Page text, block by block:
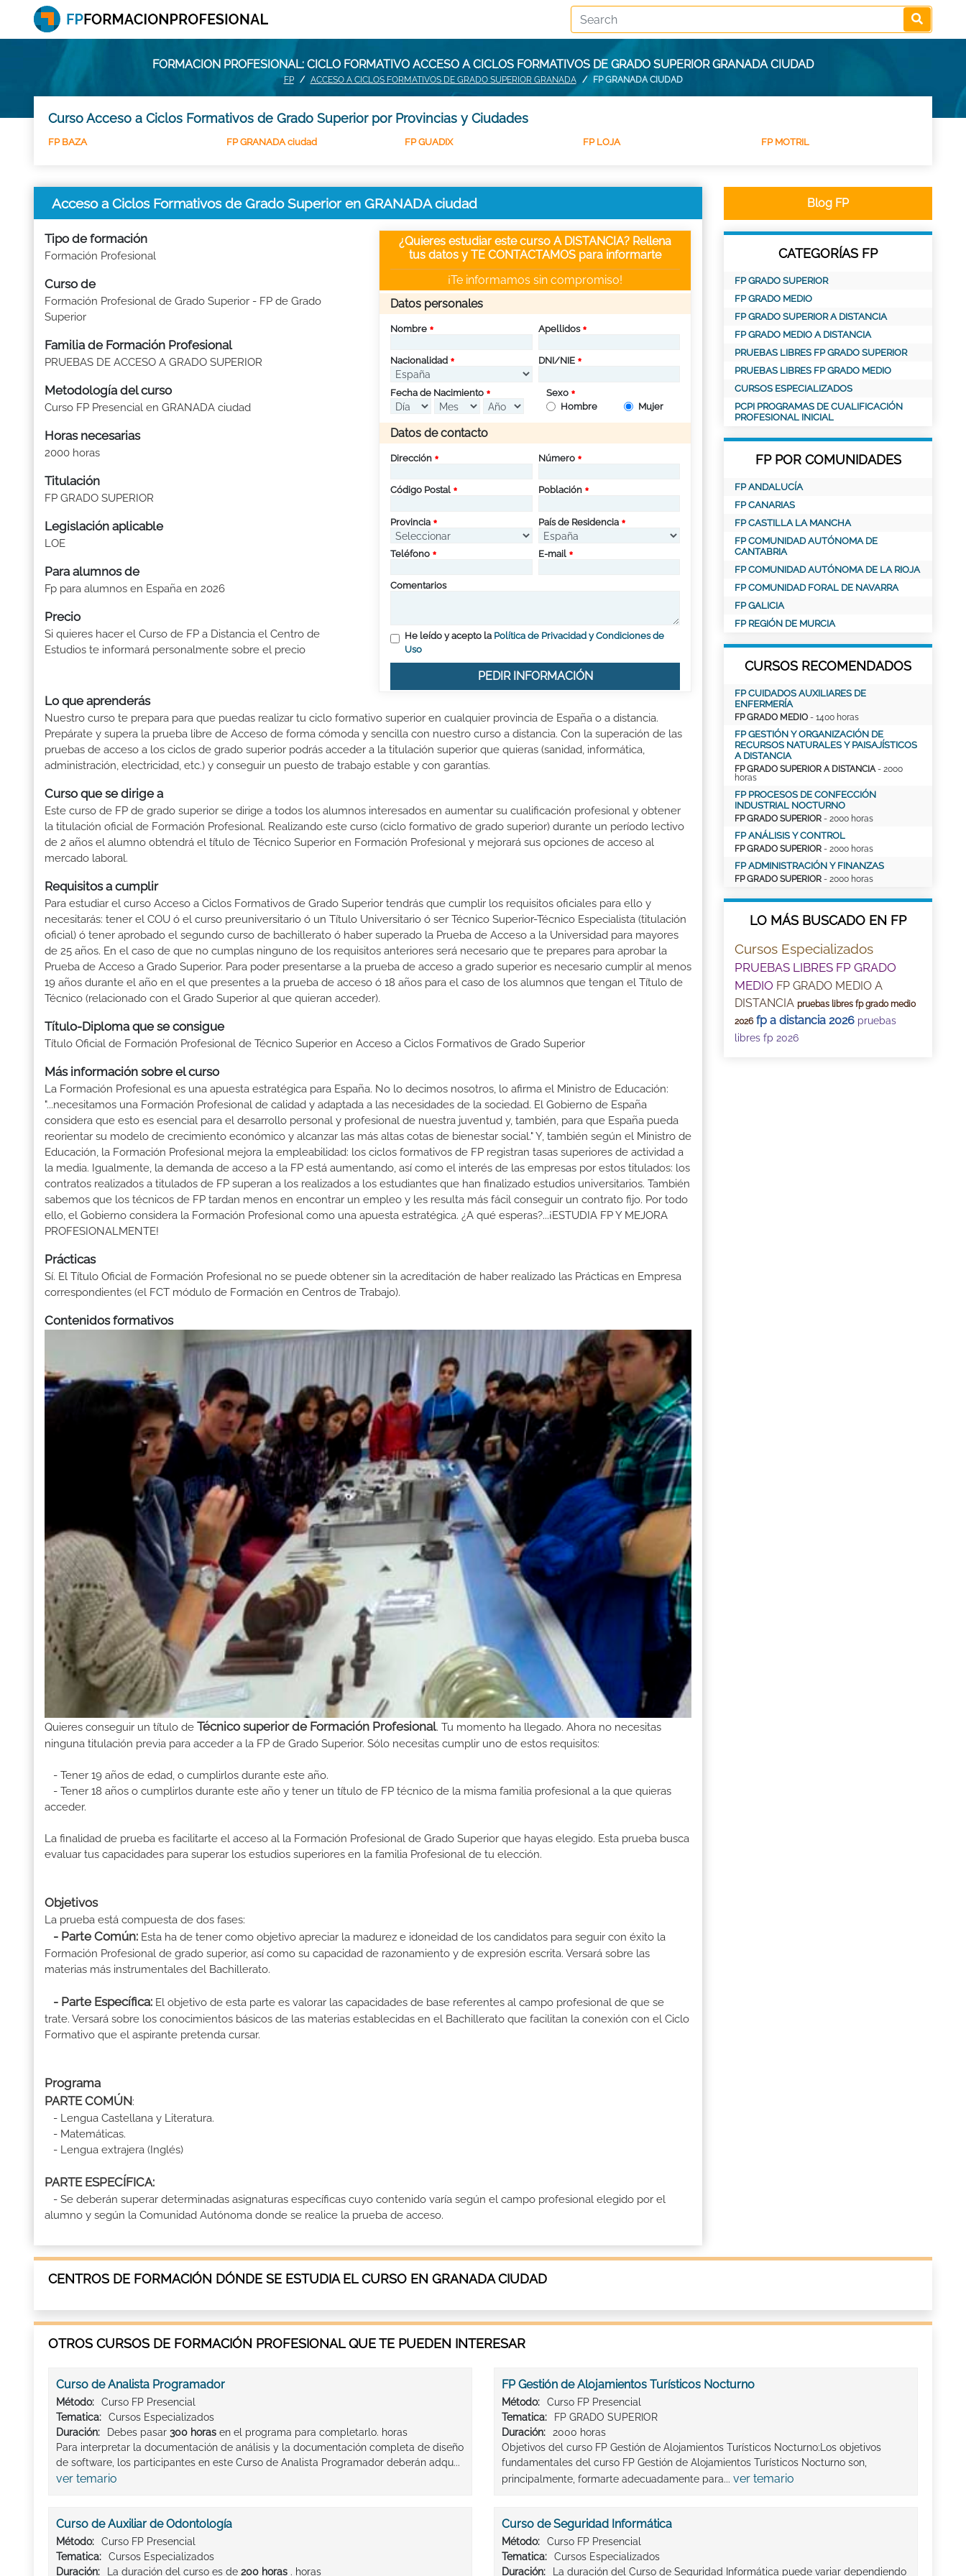
FORMACION PROFESIONAL: CICLO FORMATIVO ACCESO A CICLOS FORMATIVOS DE GRADO SUPERIOR GRANADA CIUDAD
FP ACCESO A CICLOS FORMATIVOS DE GRADO SUPERIOR GRANADA FP GRANADA CIUDAD
Curso Acceso a Ciclos Formativos de Grado Superior por Provincias y Ciudades
FP BAZA FP GRANADA ciudad FP GUADIX FP LOJA FP MOTRIL
Acceso a Ciclos Formativos de Grado Superior en GRANADA ciudad
Tipo de formación
Formación Profesional
Curso de
Formación Profesional de Grado Superior - FP de Grado
Superior
Familia de Formación Profesional
PRUEBAS DE ACCESO A GRADO SUPERIOR
Metodología del curso
Curso FP Presencial en GRANADA ciudad
Horas necesarias
2000 horas
Titulación
FP GRADO SUPERIOR
Legislación aplicable
LOE
Para alumnos de
Fp para alumnos en España en 2026
Precio
Si quieres hacer el Curso de FP a Distancia el Centro de
Estudios te informará personalmente sobre el precio
¿Quieres estudiar este curso A DISTANCIA? Rellena
tus datos y TE CONTACTAMOS para informarte
¡Te informamos sin compromiso!
Datos personales
Nombre Apellidos
Nacionalidad DNI/NIE
Fecha de Nacimiento
Sexo
Hombre
Mujer
Datos de contacto
Dirección Número
Código Postal Población
Provincia País de Residencia
Teléfono E-mail
Comentarios
He leído y acepto la Política de Privacidad y Condiciones de
Uso
PEDIR INFORMACIÓN
Lo que aprenderás
Nuestro curso te prepara para que puedas realizar tu ciclo formativo superior en cualquier provincia de España o a distancia.
Prepárate y supera la prueba libre de Acceso de forma cómoda y sencilla con nuestro curso a distancia. Con la superación de las
pruebas de acceso a los ciclos de grado superior podrás acceder a la titulación superior que quieras (sanidad, informática,
administración, electricidad, etc.) y conseguir un puesto de trabajo estable y con garantías.
Curso que se dirige a
Este curso de FP de grado superior se dirige a todos los alumnos interesados en aumentar su cualificación profesional y obtener
la titulación oficial de Formación Profesional. Realizando este curso (ciclo formativo de grado superior) durante un período lectivo
de 2 años el alumno obtendrá el título de Técnico Superior en Formación Profesional y mejorará sus opciones de acceso al
mercado laboral.
Requisitos a cumplir
Para estudiar el curso Acceso a Ciclos Formativos de Grado Superior tendrás que cumplir los requisitos oficiales para ello y
necesitarás: tener el COU ó el curso preuniversitario ó un Título Universitario ó ser Técnico Superior-Técnico Especialista (titulación
oficial) ó tener aprobado el segundo curso de bachillerato ó haber superado la Prueba de Acceso a la Universidad para mayores
de 25 años. En el caso de que no cumplas ninguno de los requisitos anteriores será necesario que te prepares para aprobar la
Prueba de Acceso a Grado Superior. Para poder presentarse a la prueba de acceso a grado superior es necesario cumplir al menos
19 años durante el año en el que presentes a la prueba de acceso ó 18 años para el caso de los alumnos que tengan el Título de
Técnico (relacionado con el Grado Superior al que quieran acceder).
Título-Diploma que se consigue
Título Oficial de Formación Profesional de Técnico Superior en Acceso a Ciclos Formativos de Grado Superior
Más información sobre el curso
La Formación Profesional es una apuesta estratégica para España. No lo decimos nosotros, lo afirma el Ministro de Educación:
"...necesitamos una Formación Profesional de calidad y adaptada a las necesidades de la sociedad. El Gobierno de España
considera que esto es esencial para el desarrollo personal y profesional de nuestra juventud y, también, para que España pueda
reorientar su modelo de crecimiento económico y alcanzar las más altas cotas de bienestar social." Y, también según el Ministro de
Educación, la Formación Profesional mejora la empleabilidad: los ciclos formativos de FP registran tasas superiores de actividad a
la media. Igualmente, la demanda de acceso a la FP está aumentando, así como el interés de las empresas por estos titulados: los
contratos realizados a titulados de FP superan a los realizados a los estudiantes que han finalizado estudios universitarios. También
sabemos que los técnicos de FP tardan menos en encontrar un empleo y les resulta más fácil conseguir un contrato fijo. Por todo
ello, el Gobierno considera la Formación Profesional como una apuesta estratégica. ¿A qué esperas?...¡ESTUDIA FP Y MEJORA
PROFESIONALMENTE!
Prácticas
Sí. El Título Oficial de Formación Profesional no se puede obtener sin la acreditación de haber realizado las Prácticas en Empresa
correspondientes (el FCT módulo de Formación en Centros de Trabajo).
Contenidos formativos
Quieres conseguir un título de Técnico superior de Formación Profesional. Tu momento ha llegado. Ahora no necesitas
ninguna titulación previa para acceder a la FP de Grado Superior. Sólo necesitas cumplir uno de estos requisitos:
- Tener 19 años de edad, o cumplirlos durante este año.
- Tener 18 años o cumplirlos durante este año y tener un título de FP técnico de la misma familia profesional a la que quieras
acceder.
La finalidad de prueba es facilitarte el acceso al la Formación Profesional de Grado Superior que hayas elegido. Esta prueba busca
evaluar tus capacidades para superar los estudios superiores en la familia Profesional de tu elección.
Objetivos
La prueba está compuesta de dos fases:
- Parte Común: Esta ha de tener como objetivo apreciar la madurez e idoneidad de los candidatos para seguir con éxito la
Formación Profesional de grado superior, así como su capacidad de razonamiento y de expresión escrita. Versará sobre las
materias más instrumentales del Bachillerato.
- Parte Específica: El objetivo de esta parte es valorar las capacidades de base referentes al campo profesional de que se
trate. Versará sobre los conocimientos básicos de las materias establecidas en el Bachillerato que facilitan la conexión con el Ciclo
Formativo que el aspirante pretenda cursar.
Programa
PARTE COMÚN:
- Lengua Castellana y Literatura.
- Matemáticas.
- Lengua extrajera (Inglés)
PARTE ESPECÍFICA:
- Se deberán superar determinadas asignaturas específicas cuyo contenido varía según el campo profesional elegido por el
alumno y según la Comunidad Autónoma donde se realice la prueba de acceso.
Blog FP
CATEGORÍAS FP
FP GRADO SUPERIOR
FP GRADO MEDIO
FP GRADO SUPERIOR A DISTANCIA
FP GRADO MEDIO A DISTANCIA
PRUEBAS LIBRES FP GRADO SUPERIOR
PRUEBAS LIBRES FP GRADO MEDIO
CURSOS ESPECIALIZADOS
PCPI PROGRAMAS DE CUALIFICACIÓN
PROFESIONAL INICIAL
FP POR COMUNIDADES
FP ANDALUCÍA
FP CANARIAS
FP CASTILLA LA MANCHA
FP COMUNIDAD AUTÓNOMA DE
CANTABRIA
FP COMUNIDAD AUTÓNOMA DE LA RIOJA
FP COMUNIDAD FORAL DE NAVARRA
FP GALICIA
FP REGIÓN DE MURCIA
CURSOS RECOMENDADOS
FP CUIDADOS AUXILIARES DE
ENFERMERÍA
FP GRADO MEDIO - 1400 horas
FP GESTIÓN Y ORGANIZACIÓN DE
RECURSOS NATURALES Y PAISAJÍSTICOS
A DISTANCIA
FP GRADO SUPERIOR A DISTANCIA- 2000
horas
FP PROCESOS DE CONFECCIÓN
INDUSTRIAL NOCTURNO
FP GRADO SUPERIOR - 2000 horas
FP ANÁLISIS Y CONTROL
FP GRADO SUPERIOR - 2000 horas
FP ADMINISTRACIÓN Y FINANZAS
FP GRADO SUPERIOR - 2000 horas
LO MÁS BUSCADO EN FP
Cursos Especializados
PRUEBAS LIBRES FP GRADO
MEDIO FP GRADO MEDIO A
DISTANCIA pruebas libres fp grado medio
2026 fp a distancia 2026 pruebas
libres fp 2026
CENTROS DE FORMACIÓN DÓNDE SE ESTUDIA EL CURSO EN GRANADA CIUDAD
OTROS CURSOS DE FORMACIÓN PROFESIONAL QUE TE PUEDEN INTERESAR
Curso de Analista Programador
Método:
Curso FP Presencial
Tematica:
Cursos Especializados
Duración:
Debes pasar 300 horas en el programa para completarlo. horas
Para interpretar la documentación de análisis y la documentación completa de diseño
de software, los participantes en este Curso de Analista Programador deberán adqu...
ver temario
FP Gestión de Alojamientos Turísticos Nocturno
Método:
Curso FP Presencial
Tematica:
FP GRADO SUPERIOR
Duración:
2000 horas
Objetivos del curso FP Gestión de Alojamientos Turísticos Nocturno:Los objetivos
fundamentales del curso FP Gestión de Alojamientos Turísticos Nocturno son,
principalmente, formarte adecuadamente para... ver temario
Curso de Auxiliar de Odontología
Método:
Curso FP Presencial
Tematica:
Cursos Especializados
Duración:
La duración del curso es de 200 horas . horas
Curso de Seguridad Informática
Método:
Curso FP Presencial
Tematica:
Cursos Especializados
Duración:
La duración del Curso de Seguridad Informática puede variar dependiendo